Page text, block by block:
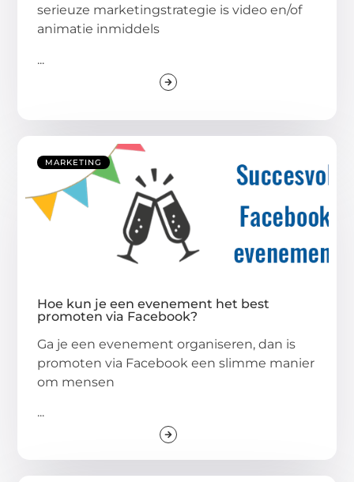
serieuze marketingstrategie is video en/of
animatie inmiddels
...
MARKETING
Hoe kun je een evenement het best
promoten via Facebook?
Ga je een evenement organiseren, dan is
promoten via Facebook een slimme manier
om mensen
...